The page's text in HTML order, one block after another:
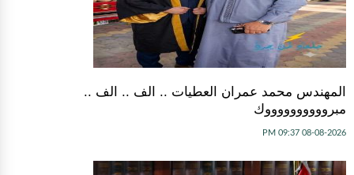
المهندس محمد عمران العطيات .. الف .. الف ..
مبرووووووووووك
08-08-2026 09:37 PM